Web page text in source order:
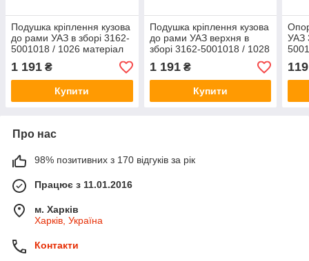
Подушка кріплення кузова
до рами УАЗ в зборі 3162-
5001018 / 1026 матеріал
поліуретан
1 191 ₴
Купити
Подушка кріплення кузова
до рами УАЗ верхня в
зборі 3162-5001018 / 1028
матеріал поліуретан
1 191₴
Купити
УАЗ
119
Про нас
98% позитивних з 170 відгуків за рік
Працює з 11.01.2016
м. Харків
Харків, Україна
Контакти